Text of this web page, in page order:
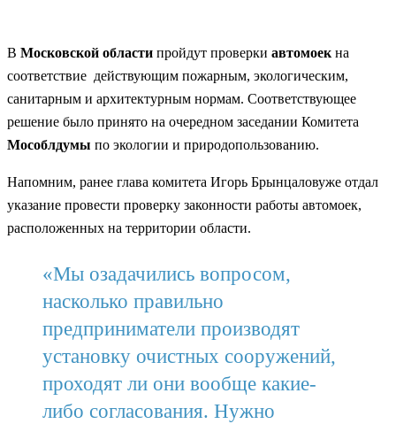
В Московской области пройдут проверки автомоек на
соответствие действующим пожарным, экологическим,
санитарным и архитектурным нормам. Соответствующее
решение было принято на очередном заседании Комитета
Мособлдумы по экологии и природопользованию.
Напомним, ранее глава комитета Игорь Брынцаловуже отдал
указание провести проверку законности работы автомоек,
расположенных на территории области.
«Мы озадачились вопросом,
насколько правильно
предприниматели производят
установку очистных сооружений,
проходят ли они вообще какие-
либо согласования. Нужно